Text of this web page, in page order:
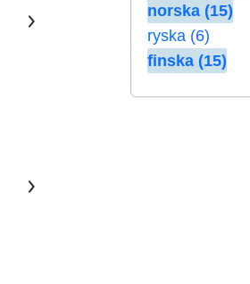
norska (15)
ryska (6)
finska (15)